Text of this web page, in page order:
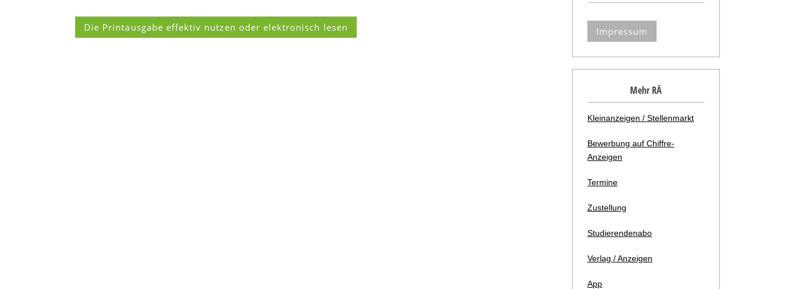
Die Printausgabe effektiv nutzen oder elektronisch lesen Impressum
Mehr RÄ
Kleinanzeigen / Stellenmarkt
Bewerbung auf Chiffre-
Anzeigen
Termine
Zustellung
Studierendenabo
Verlag / Anzeigen
App